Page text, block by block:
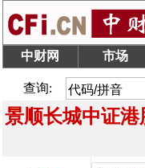
中财网 市场
查询:
景顺长城中证港